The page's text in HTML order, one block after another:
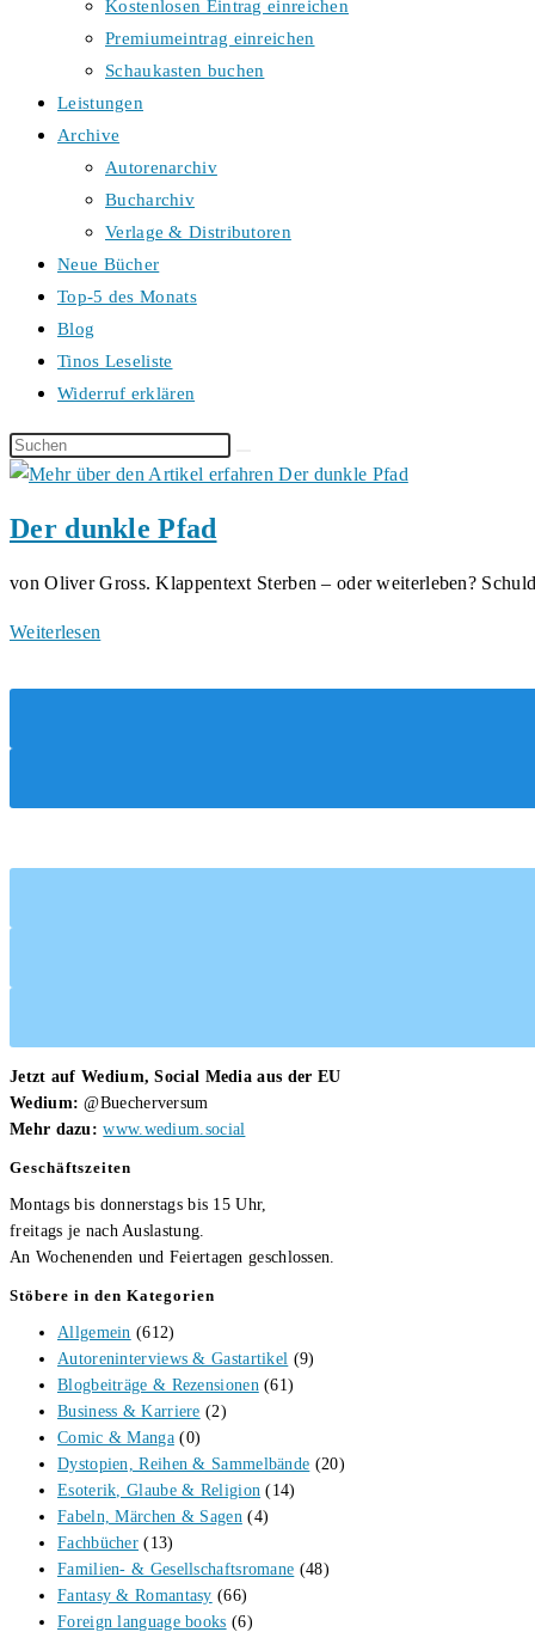
Kostenlosen Eintrag einreichen
Premiumeintrag einreichen
Schaukasten buchen
Leistungen
Archive
Autorenarchiv
Bucharchiv
Verlage & Distributoren
Neue Bücher
Top-5 des Monats
Blog
Tinos Leseliste
Widerruf erklären
Diese
Website
Der dunkle Pfad
von Oliver Gross. Klappentext Sterben – oder weiterleben?
Weiterlesen
Pfad
Jetzt auf Wedium, Social Media aus der EU
Wedium: @Buecherversum
Mehr dazu: www.wedium.social
Geschäftszeiten
Montags bis donnerstags bis 15 Uhr,
freitags je nach Auslastung.
An Wochenenden und Feiertagen geschlossen.
Stöbere in den Kategorien
Allgemein (612)
Autoreninterviews & Gastartikel (9)
Blogbeiträge & Rezensionen (61)
Business & Karriere (2)
Comic & Manga (0)
Dystopien, Reihen & Sammelbände (20)
Esoterik, Glaube & Religion (14)
Fabeln, Märchen & Sagen (4)
Fachbücher (13)
Familien- & Gesellschaftsromane (48)
Fantasy & Romantasy (66)
Foreign language books (6)